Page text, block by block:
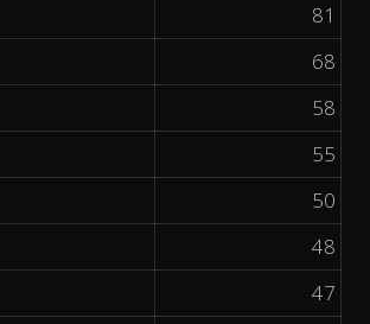
81
68
58
55
50
48
47